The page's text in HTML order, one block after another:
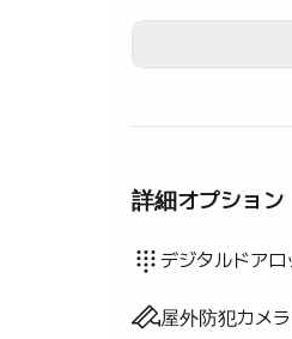
詳細オプション
デジタルドアロ
屋外防犯カメラ
追加寝具あり
エアコン
ボイラー（都市
ダイニングテー
クローゼット
デスク
利用不可:
消火器
利用不可:
Wi-Fi
利用不可:
共用ガスコンロ
利用不可:
共用冷蔵庫
利用不可:
共用電子レンジ
利用不可:
共用洗濯機
利用不可:
共用乾燥機
利用不可:
寝具あり
利用不可:
ソファ
ウォシュレット
ドライヤー
ブラインド
遮光カーテン
ほうき
洗濯洗剤
食器用洗剤
生ごみ袋
ごみ袋
布巾
スポンジ
電気ケトル
炊飯器
調理器具（まな板・
鍋・フライパン
基本食器（皿・カップ
エレベーター
座卓
有線インターネット
利用不可: バスタブ
利用不可: 浄水シャワ
利用不可: ボディソープ
利用不可: シャンプー
利用不可: 石鹸
利用不可: トイレット
利用不可: 歯ブラシ
利用不可: 歯磨き粉
利用不可: タオル
利用不可: トッパー・
利用不可: 柔軟剤
利用不可: 掃除機
利用不可: 屋外バーベ
利用不可: 無料フィッ
利用不可: プール
利用不可: 無料共用サ
利用不可: スパ・ワー
利用不可: ジャグジー
利用不可: テラス
利用不可: ハンガーラ
利用不可: ソファベッド
利用不可: 扇風機
利用不可: 電気ボイラ
利用不可: 灯油暖房
利用不可: LPGガス
利用不可: 再生可能エ
利用不可: プロジェク
利用不可: 物干しラッ
利用不可: アイロン
利用不可: 洗濯乾燥機